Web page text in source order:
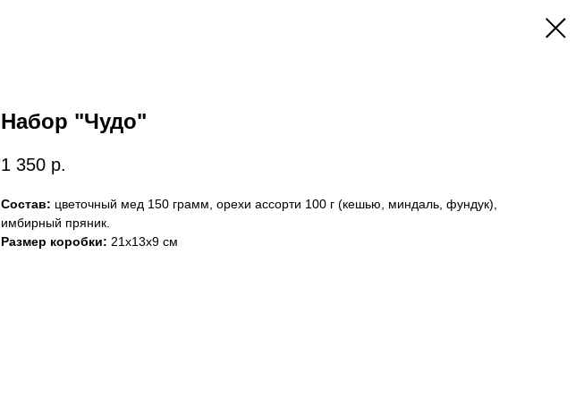
Набор "Чудо"
1 350 р.
Состав: цветочный мед 150 грамм, орехи ассорти 100 г (кешью, миндаль, фундук),
имбирный пряник.
Размер коробки: 21х13х9 см